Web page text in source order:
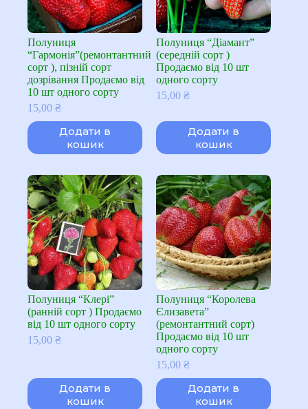
Полуниця
“Гармонія”(ремонтантний
сорт ), пізній сорт
дозрівання Продаємо від
10 шт одного сорту
15,00 ₴
Додати в
кошик
Полуниця “Діамант”
(середній сорт )
Продаємо від 10 шт
одного сорту
15,00₴
Додати в
кошик
Полуниця “Клері”
(ранній сорт ) Продаємо
від 10 шт одного сорту
15,00 ₴
Додати в
кошик
Полуниця “Королева
Єлизавета”
(ремонтантний сорт)
Продаємо від 10 шт
одного сорту
15,00₴
Додати в
кошик